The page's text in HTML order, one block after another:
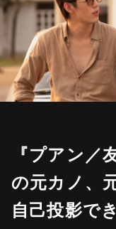
『プアン／
の元カノ、
自己投影で